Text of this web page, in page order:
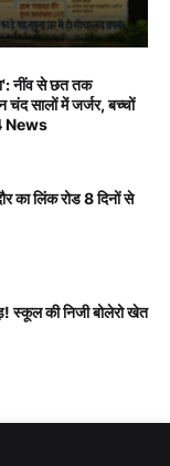
नींव से छत तक
सालों में जर्जर, बच्चों
News
का लिंक रोड 8 दिनों से
स्कूल की निजी बोलेरो खेत